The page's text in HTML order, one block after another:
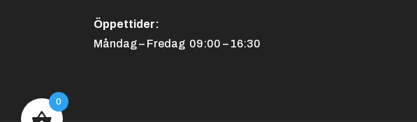
Öppettider:
Måndag – Fredag 09:00 – 16:30
0